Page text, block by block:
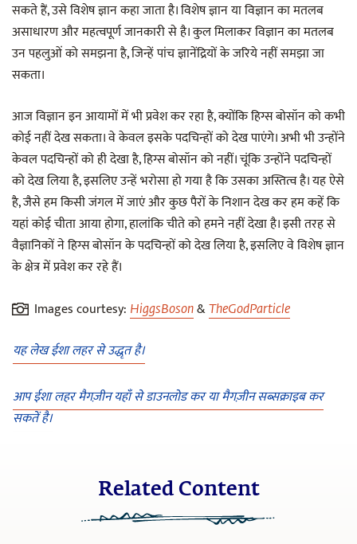
सकते हैं, उसे विशेष ज्ञान कहा जाता है। विशेष ज्ञान या विज्ञान का मतलब
असाधारण और महत्वपूर्ण जानकारी से है। कुल मिलाकर विज्ञान का मतलब
उन पहलुओं को समझना है, जिन्हें पांच ज्ञानेंद्रियों के जरिये नहीं समझा जा
सकता।
आज विज्ञान इन आयामों में भी प्रवेश कर रहा है, क्योंकि हिग्स बोसॉन को कभी
कोई नहीं देख सकता। वे केवल इसके पदचिन्हों को देख पाएंगे। अभी भी उन्होंने
केवल पदचिन्हों को ही देखा है, हिग्स बोसॉन को नहीं। चूंकि उन्होंने पदचिन्हों
को देख लिया है, इसलिए उन्हें भरोसा हो गया है कि उसका अस्तित्व है। यह ऐसे
है, जैसे हम किसी जंगल में जाएं और कुछ पैरों के निशान देख कर हम कहें कि
यहां कोई चीता आया होगा, हालांकि चीते को हमने नहीं देखा है। इसी तरह से
वैज्ञानिकों ने हिग्स बोसॉन के पदचिन्हों को देख लिया है, इसलिए वे विशेष ज्ञान
के क्षेत्र में प्रवेश कर रहे हैं।
Images courtesy: HiggsBoson&TheGodParticle
यह लेख ईशा लहर से उद्धृत है।
आप ईशा लहर मैगज़ीन यहाँ से डाउनलोड कर या मैगज़ीन सब्सक्राइब कर
सकतें है।
Related Content